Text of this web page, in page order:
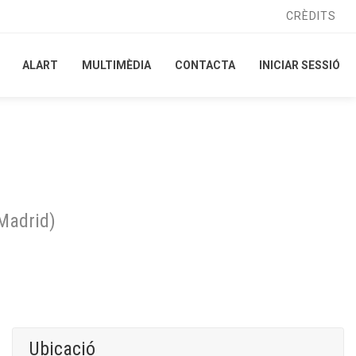
CRÈDITS
ALART MULTIMÈDIA CONTACTA INICIAR SESSIÓ
CRÈDITS
ALART MULTIMÈDIA CONTACTA INICIAR SESSIÓ
)
Ubicació